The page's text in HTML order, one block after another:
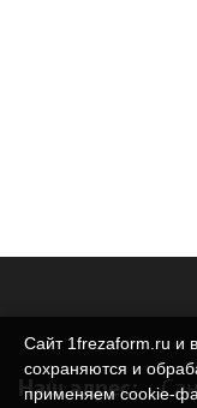
Наш адрес:
Сайт 1frezaform.ru и
сохраняются и
применяем